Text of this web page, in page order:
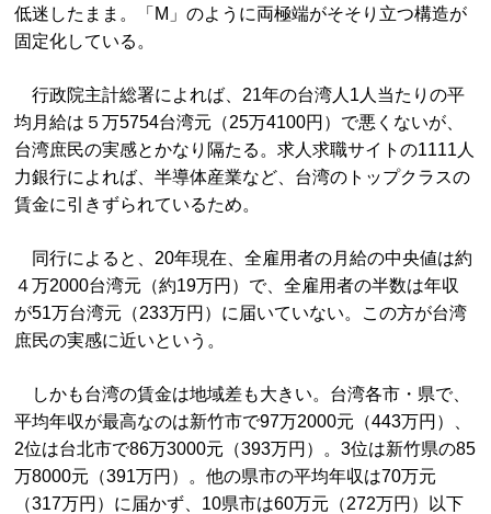
低迷したまま。「M」のように両極端がそそり立つ構造が
固定化している。
行政院主計総署によれば、21年の台湾人1人当たりの平
均月給は５万5754台湾元（25万4100円）で悪くないが、
台湾庶民の実感とかなり隔たる。求人求職サイトの1111人
力銀行によれば、半導体産業など、台湾のトップクラスの
賃金に引きずられているため。
同行によると、20年現在、全雇用者の月給の中央値は約
４万2000台湾元（約19万円）で、全雇用者の半数は年収
が51万台湾元（233万円）に届いていない。この方が台湾
庶民の実感に近いという。
しかも台湾の賃金は地域差も大きい。台湾各市・県で、
平均年収が最高なのは新竹市で97万2000元（443万円）、
2位は台北市で86万3000元（393万円）。3位は新竹県の85
万8000元（391万円）。他の県市の平均年収は70万元
（317万円）に届かず、10県市は60万元（272万円）以下